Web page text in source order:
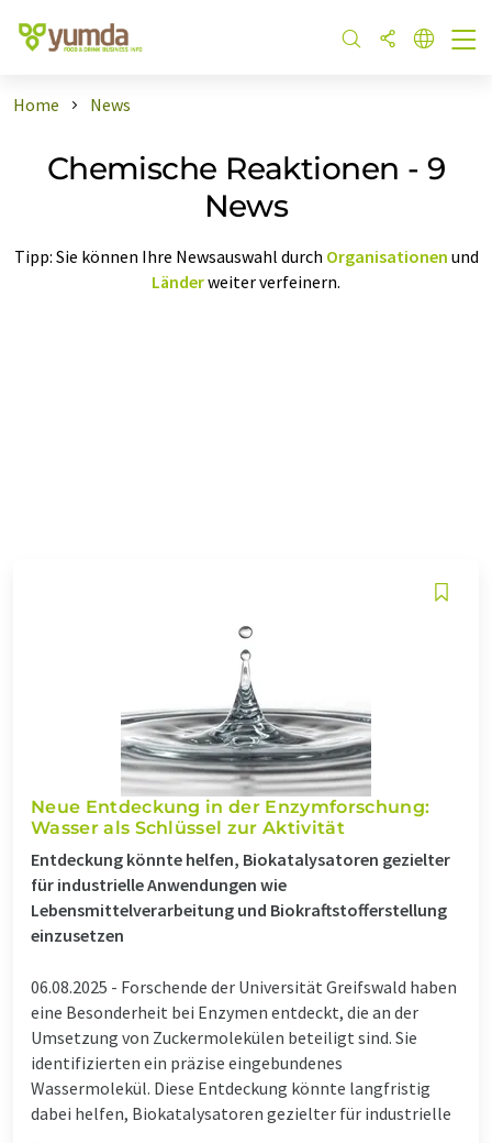
Home News
Chemische Reaktionen - 9
News
Tipp: Sie können Ihre Newsauswahl durch Organisationen und
Länderweiter verfeinern.
Neue Entdeckung in der Enzymforschung:
Wasser als Schlüssel zur Aktivität
Entdeckung könnte helfen, Biokatalysatoren gezielter
für industrielle Anwendungen wie
Lebensmittelverarbeitung und Biokraftstofferstellung
einzusetzen
06.08.2025 - Forschende der Universität Greifswald haben
eine Besonderheit bei Enzymen entdeckt, die an der
Umsetzung von Zuckermolekülen beteiligt sind. Sie
identifizierten ein präzise eingebundenes
Wassermolekül. Diese Entdeckung könnte langfristig
dabei helfen, Biokatalysatoren gezielter für industrielle
...